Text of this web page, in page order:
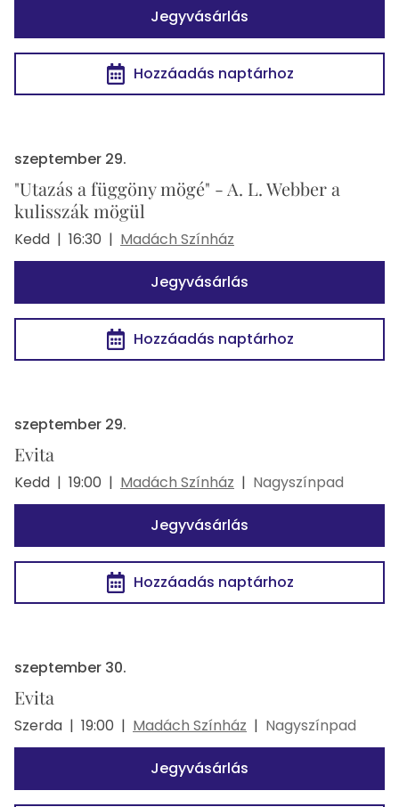
Jegyvásárlás
Hozzáadás naptárhoz
szeptember 29.
"Utazás a függöny mögé" - A. L. Webber a
kulisszák mögül
Kedd | 16:30 | Madách Színház
Jegyvásárlás
Hozzáadás naptárhoz
szeptember 29.
Evita
Kedd | 19:00 | Madách Színház | Nagyszínpad
Jegyvásárlás
Hozzáadás naptárhoz
szeptember 30.
Evita
Szerda | 19:00 | Madách Színház | Nagyszínpad
Jegyvásárlás